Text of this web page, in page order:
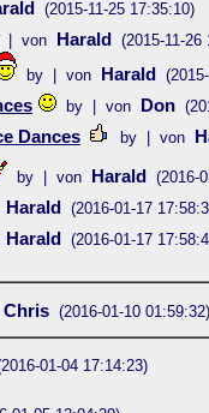
(2015-11-25 17:35:10)
| von Harald (2015-11-26
by | von Harald
by | von Don
Dances by | von
by | von Harald (2016-
Harald (2016-01-17
Harald (2016-01-17
Chris (2016-01-10 01:59:32)
01-04 17:14:23)